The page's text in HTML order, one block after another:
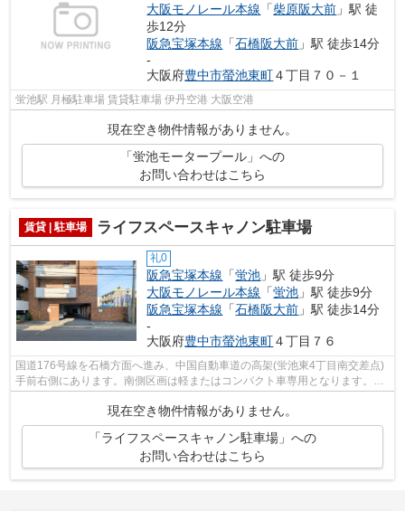
大阪モノレール本線 「柴原阪大前 」駅 徒
歩12分
阪急宝塚本線 「石橋阪大前 」駅 徒歩14分
-
大阪府豊中市螢池東町４丁目７０－１
蛍池駅 月極駐車場 賃貸駐車場 伊丹空港 大阪空港
現在空き物件情報がありません。
「蛍池モータープール」への
お問い合わせはこちら
賃貸 | 駐車場 ライフスペースキャノン駐車場
礼0
阪急宝塚本線 「蛍池 」駅 徒歩9分
大阪モノレール本線 「蛍池 」駅 徒歩9分
阪急宝塚本線 「石橋阪大前 」駅 徒歩14分
-
大阪府豊中市螢池東町４丁目７６
国道176号線を石橋方面へ進み、中国自動車道の高架(蛍池東4丁目南交差点)
手前右側にあります。南側区画は軽またはコンパクト車専用となります。ラ
現在空き物件情報がありません。
「ライフスペースキャノン駐車場」への
お問い合わせはこちら